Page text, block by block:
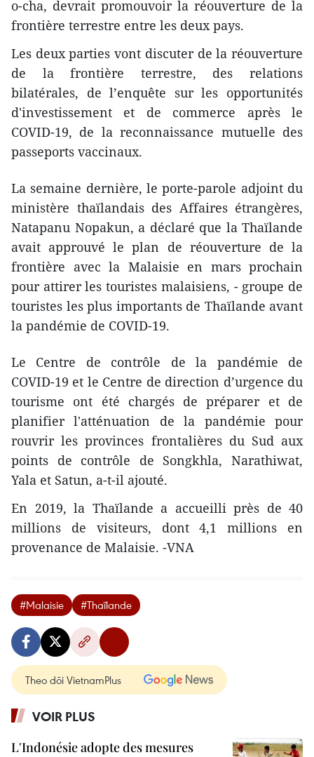
o-cha, devrait promouvoir la réouverture de la
frontière terrestre entre les deux pays.
Les deux parties vont discuter de la réouverture
de la frontière terrestre, des relations
bilatérales, de l’enquête sur les opportunités
d'investissement et de commerce après le
COVID-19, de la reconnaissance mutuelle des
passeports vaccinaux.
La semaine dernière, le porte-parole adjoint du
ministère thaïlandais des Affaires étrangères,
Natapanu Nopakun, a déclaré que la Thaïlande
avait approuvé le plan de réouverture de la
frontière avec la Malaisie en mars prochain
pour attirer les touristes malaisiens, - groupe de
touristes les plus importants de Thaïlande avant
la pandémie de COVID-19.
Le Centre de contrôle de la pandémie de
COVID-19 et le Centre de direction d’urgence du
tourisme ont été chargés de préparer et de
planifier l'atténuation de la pandémie pour
rouvrir les provinces frontalières du Sud aux
points de contrôle de Songkhla, Narathiwat,
Yala et Satun, a-t-il ajouté.
En 2019, la Thaïlande a accueilli près de 40
millions de visiteurs, dont 4,1 millions en
provenance de Malaisie. -VNA
#Malaisie #Thaïlande
Theo dõi VietnamPlus
VOIR PLUS
L'Indonésie adopte des mesures